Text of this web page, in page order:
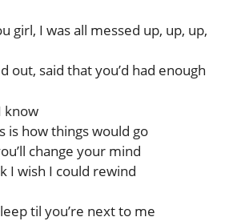
girl, I was all messed up, up, up,
out, said that you’d had enough
know
is how things would go
change your mind
I wish I could rewind
til you’re next to me